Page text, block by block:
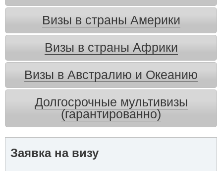
Визы в страны Америки
Визы в страны Африки
Визы в Австралию и Океанию
Долгосрочные мультивизы
(гарантированно)
Заявка на визу